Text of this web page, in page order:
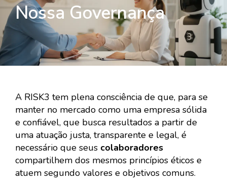
Nossa Governança
A RISK3 tem plena consciência de que, para se
manter no mercado como uma empresa sólida
e confiável, que busca resultados a partir de
uma atuação justa, transparente e legal, é
necessário que seus colaboradores
compartilhem dos mesmos princípios éticos e
atuem segundo valores e objetivos comuns.